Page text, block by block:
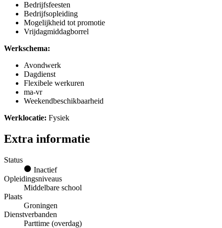
Bedrijfsfeesten
Bedrijfsopleiding
Mogelijkheid tot promotie
Vrijdagmiddagborrel
Werkschema:
Avondwerk
Dagdienst
Flexibele werkuren
ma-vr
Weekendbeschikbaarheid
Werklocatie: Fysiek
Extra informatie
Status
Inactief
Opleidingsniveaus
Middelbare school
Plaats
Groningen
Dienstverbanden
Parttime (overdag)